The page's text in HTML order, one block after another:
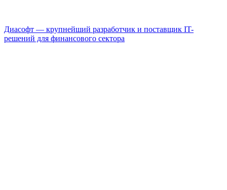
Диасофт — крупнейший разработчик и поставщик IT-
решений для финансового сектора